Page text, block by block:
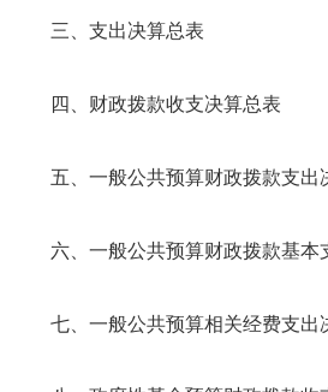
三、支出决算总表
四、财政拨款收支决算总表
五、一般公共预算财政拨款支出
六、一般公共预算财政拨款基本
七、一般公共预算相关经费支出